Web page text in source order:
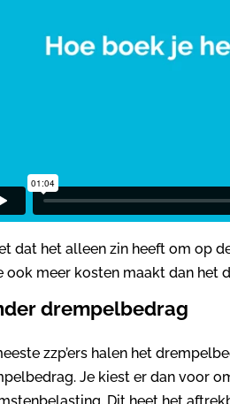
dat het alleen zin heeft om op
ook meer kosten maakt dan het
drempelbedrag
zzp’ers halen het
Je kiest er dan voor